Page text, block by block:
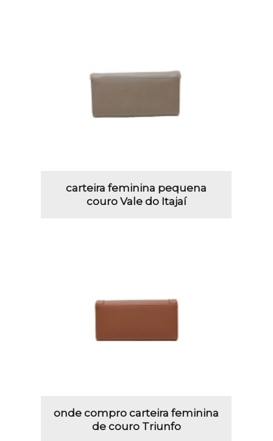
carteira feminina pequena
couro Vale do Itajaí
onde compro carteira feminina
de couro Triunfo